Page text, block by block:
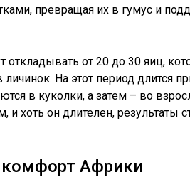
превращая их в гумус и
от 20 до 30 яиц,
На этот период длится
в куколки, а затем – во
хоть он длителен, результаты
комфорт Африки